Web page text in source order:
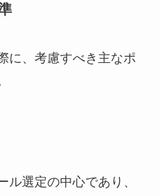
に、考慮すべき主なポ
ル選定の中心であり、